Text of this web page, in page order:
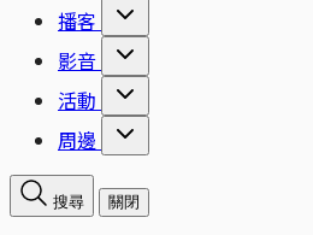
播客
影音
活動
周邊
搜尋 關閉